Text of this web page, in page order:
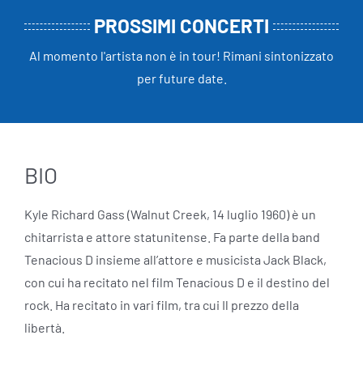
PROSSIMI CONCERTI
Al momento l'artista non è in tour! Rimani sintonizzato
per future date.
BIO
Kyle Richard Gass (Walnut Creek, 14 luglio 1960) è un
chitarrista e attore statunitense. Fa parte della band
Tenacious D insieme all’attore e musicista Jack Black,
con cui ha recitato nel film Tenacious D e il destino del
rock. Ha recitato in vari film, tra cui Il prezzo della
libertà.